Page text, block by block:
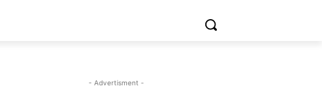
- Advertisment -